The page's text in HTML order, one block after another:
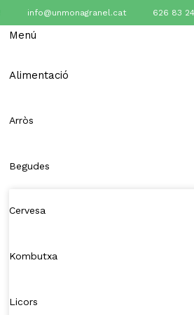
info@unmonagranel.cat 626 83
Menú
Alimentació
Arròs
Begudes
Cervesa
Kombutxa
Licors